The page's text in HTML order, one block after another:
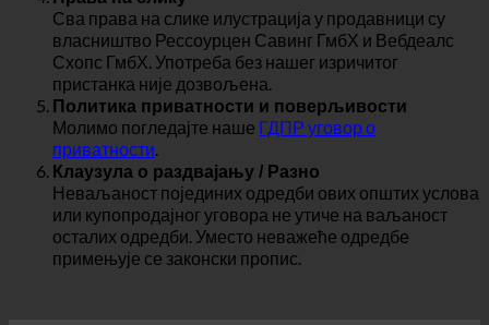
Права на слику
Сва права на слике илустрација у продавници су
власништво Рессоурцен Савинг ГмбХ и Вебдеалс
Схопс ГмбХ. Употреба без нашег изричитог
пристанка није дозвољена.
Политика приватности и поверљивости
Молимо погледајте наше ГДПР уговор о
приватности.
Клаузула о раздвајању / Разно
Неваљаност појединих одредби ових општих услова
или купопродајног уговора не утиче на ваљаност
осталих одредби. Уместо неважеће одредбе
примењује се законски пропис.